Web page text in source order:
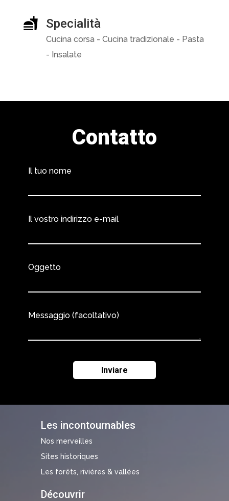
Specialità
Cucina corsa - Cucina tradizionale - Pasta
- Insalate
Les incontournables
Nos merveilles
Sites historiques
Les forêts, rivières & vallées
Découvrir
Contatto
Il tuo nome
Il vostro indirizzo e-mail
Oggetto
Messaggio (facoltativo)